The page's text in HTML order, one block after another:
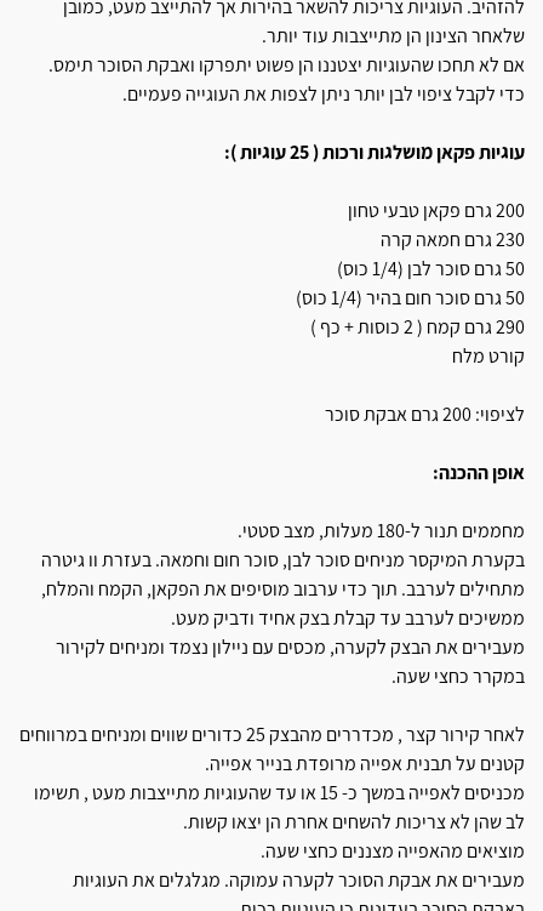
להזהיב. העוגיות צריכות להשאר בהירות אך להתייצב מעט, כמובן
שלאחר הצינון הן מתייצבות עוד יותר.
אם לא תחכו שהעוגיות יצטננו הן פשוט יתפרקו ואבקת הסוכר תימס.
כדי לקבל ציפוי לבן יותר ניתן לצפות את העוגייה פעמיים.
עוגיות פקאן מושלגות ורכות ( 25 עוגיות ):
200 גרם פקאן טבעי טחון
230 גרם חמאה קרה
50 גרם סוכר לבן (1/4 כוס)
50 גרם סוכר חום בהיר (1/4 כוס)
290 גרם קמח ( 2 כוסות + כף )
קורט מלח
לציפוי: 200 גרם אבקת סוכר
אופן ההכנה:
מחממים תנור ל-180 מעלות, מצב סטטי.
בקערת המיקסר מניחים סוכר לבן, סוכר חום וחמאה. בעזרת וו גיטרה
מתחילים לערבב. תוך כדי ערבוב מוסיפים את הפקאן, הקמח והמלח,
ממשיכים לערבב עד קבלת בצק אחיד ודביק מעט.
מעבירים את הבצק לקערה, מכסים עם ניילון נצמד ומניחים לקירור
במקרר כחצי שעה.
לאחר קירור קצר , מכדררים מהבצק 25 כדורים שווים ומניחים במרווחים
קטנים על תבנית אפייה מרופדת בנייר אפייה.
מכניסים לאפייה במשך כ- 15 או עד שהעוגיות מתייצבות מעט , תשימו
לב שהן לא צריכות להשחים אחרת הן יצאו קשות.
מוציאים מהאפייה מצננים כחצי שעה.
מעבירים את אבקת הסוכר לקערה עמוקה. מגלגלים את העוגיות